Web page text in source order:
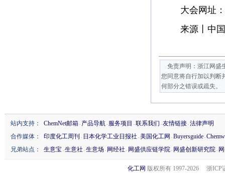
大会网址：
来源丨中国
免责声明：浙江网盛
您同意将自行加以判断
何部分之错误或疏失。
站内支持： ChemNet邮箱 - 产品导航- 服务项目 - 联系我们 - 友情链接- 法律声明
合作媒体：
印度化工周刊 - 日本化学工业日报社 - 美国化工网 - Buyersguide-
兄弟站点：
生意宝 - 生意社 - 生意场 - 网经社 - 网盛供应链学院- 网盛创新研究院-
化工网 版权所有 1997-2026 浙ICP